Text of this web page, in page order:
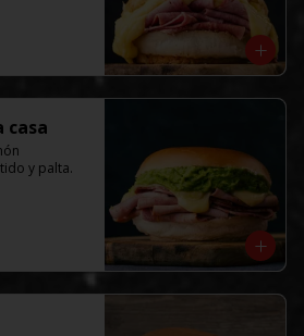
casa
y palta.